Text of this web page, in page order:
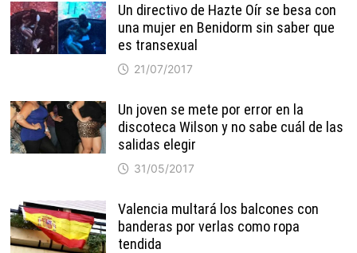
Un directivo de Hazte Oír se besa con
una mujer en Benidorm sin saber que
es transexual
21/07/2017
Un joven se mete por error en la
discoteca Wilson y no sabe cuál de las
salidas elegir
31/05/2017
Valencia multará los balcones con
banderas por verlas como ropa
tendida